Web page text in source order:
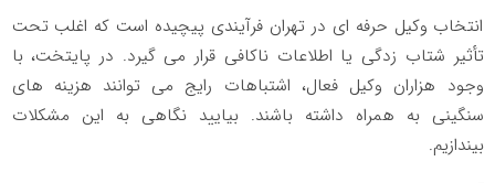
انتخاب وکیل حرفه ای در تهران فرآیندی پیچیده است که اغلب تحت
تأثیر شتاب زدگی یا اطلاعات ناکافی قرار می گیرد. در پایتخت، با
وجود هزاران وکیل فعال، اشتباهات رایج می توانند هزینه های
سنگینی به همراه داشته باشند. بیایید نگاهی به این مشکلات
بیندازیم.